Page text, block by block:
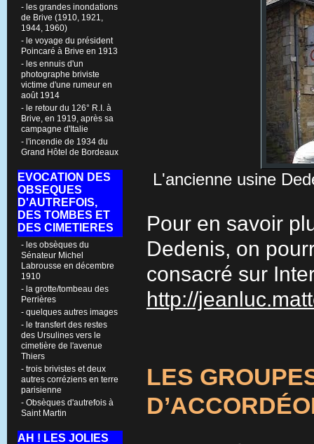
- les grandes inondations
de Brive (1910, 1921,
1944, 1960)
- le voyage du président
Poincaré à Brive en 1913
- les ennuis d'un
photographe briviste
victime d'une rumeur en
août 1914
- le retour du 126° R.I. à
Brive, en 1919, après sa
campagne d'Italie
- l'incendie de 1934 du
Grand Hôtel de Bordeaux
EVOCATION DES
OBSEQUES
D'AUTREFOIS,
DES TOMBES ET
DES CIMETIERES
- les obsèques du
Sénateur Michel
Labrousse en décembre
1910
- la grotte/tombeau des
Perrières
- quelques autres images
- le transfert des restes
des Ursulines vers le
cimetière de l'avenue
Thiers
- trois brivistes et deux
autres corréziens en terre
parisienne
- Obsèques d'autrefois à
Saint Martin
AH ! LES JOLIES
L'ancienne usine
Pour en savoir
Dedenis, on
consacré sur
http://
LES